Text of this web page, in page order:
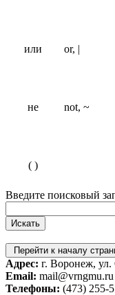
или
or, |
не
not, ~
( )
Введите поисковый
Перейти к началу
Адрес: г. Воронеж, ул.
Email: mail@vrngmu.ru
Телефоны: (473) 255-